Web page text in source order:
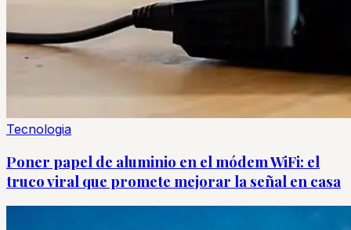
Tecnologia
Poner papel de aluminio en el módem WiFi: el
truco viral que promete mejorar la señal en casa